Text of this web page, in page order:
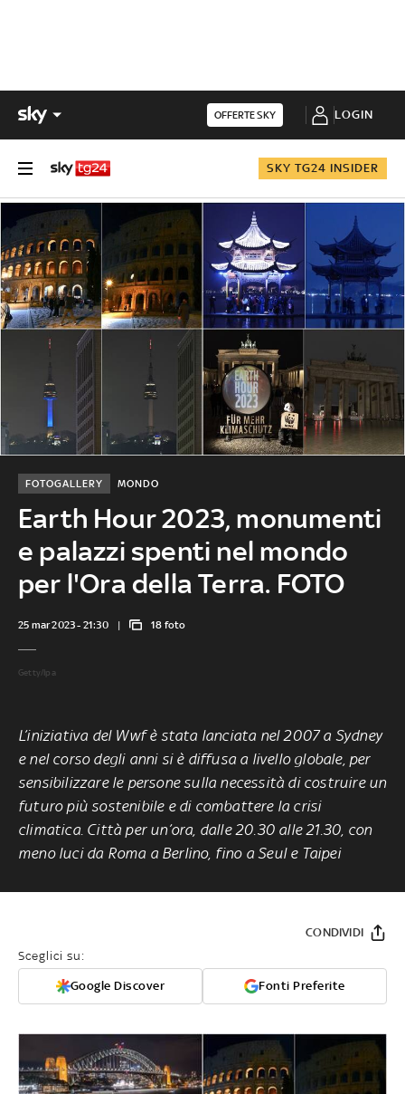
OFFERTE SKY LOGIN
SKY TG24 INSIDER
Earth Hour 2023, monumenti
e palazzi spenti nel mondo
per l'Ora della Terra. FOTO
MONDO
FOTOGALLERY
25 mar 2023 - 21:30 18 foto
Getty/Ipa
L’iniziativa del Wwf è stata lanciata nel 2007 a Sydney
e nel corso degli anni si è diffusa a livello globale, per
sensibilizzare le persone sulla necessità di costruire un
futuro più sostenibile e di combattere la crisi
climatica. Città per un’ora, dalle 20.30 alle 21.30, con
meno luci da Roma a Berlino, fino a Seul e Taipei
Sceglici su:
Google Discover Fonti Preferite
CONDIVIDI